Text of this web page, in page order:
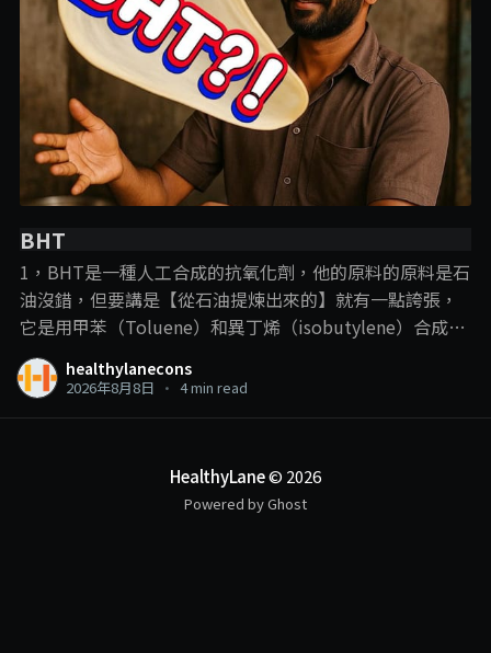
BHT
1，BHT是一種人工合成的抗氧化劑，他的原料的原料是石
油沒錯，但要講是【從石油提煉出來的】就有一點誇張，
它是用甲苯（Toluene）和異丁烯（isobutylene）合成
的， 說BHT從石油提煉出來，就跟plastic一樣，這樣講的
目的，意思淺淺，但這裡我們就要提到一些化學常識了：
在人體中的作用就是vitamin C的作用，現在很流行的那些
高劑量vitamin C注射或點滴也都是使用合成vitamin C。
那你能說那些去打高劑量vitamin C的人，都是在打plastic
healthylanecons
2026年8月8日 • 4 min read
HealthyLane© 2026
Powered by Ghost